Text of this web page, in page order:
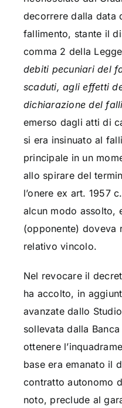
decorrere dalla data
fallimento, stante il
comma 2 della
debiti pecuniari del
scaduti, agli effetti
dichiarazione del
emerso dagli atti di
si era insinuato al
principale in un
allo spirare del
l’onere ex art. 1957
alcun modo assolto,
(opponente) doveva
relativo vincolo.
Nel revocare il
ha accolto, in
avanzate dallo
sollevata dalla
ottenere
base era emanato il
contratto autonomo
noto, preclude al